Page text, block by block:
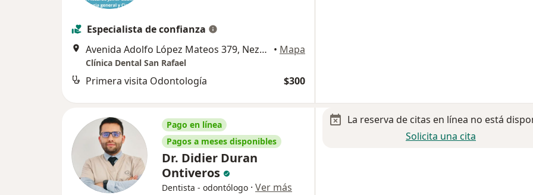
Especialista de confianza
Avenida Adolfo López Mateos 379, Nezahualcóyotl • Mapa
Clínica Dental San Rafael
Primera visita Odontología $300
Pago en línea
Pagos a meses disponibles
Dr. Didier Duran
Ontiveros
Dentista - odontólogo · Ver más
La reserva de citas en línea no está
Solicita una cita